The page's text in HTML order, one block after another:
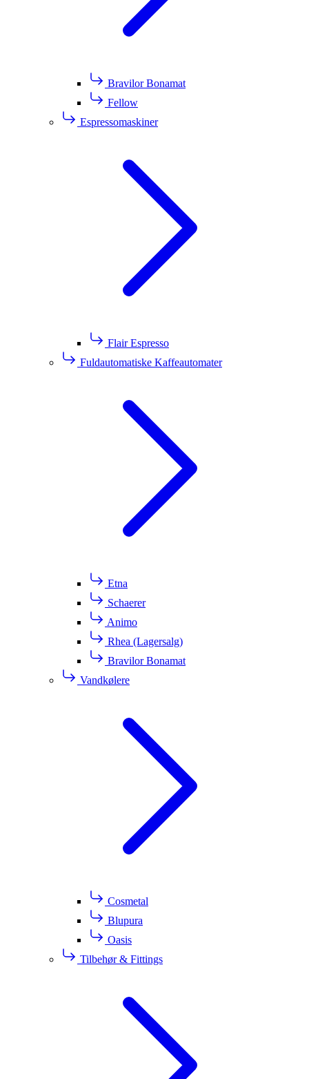
Bravilor Bonamat
Fellow
Espressomaskiner
Flair Espresso
Fuldautomatiske Kaffeautomater
Etna
Schaerer
Animo
Rhea (Lagersalg)
Bravilor Bonamat
Vandkølere
Cosmetal
Blupura
Oasis
Tilbehør & Fittings